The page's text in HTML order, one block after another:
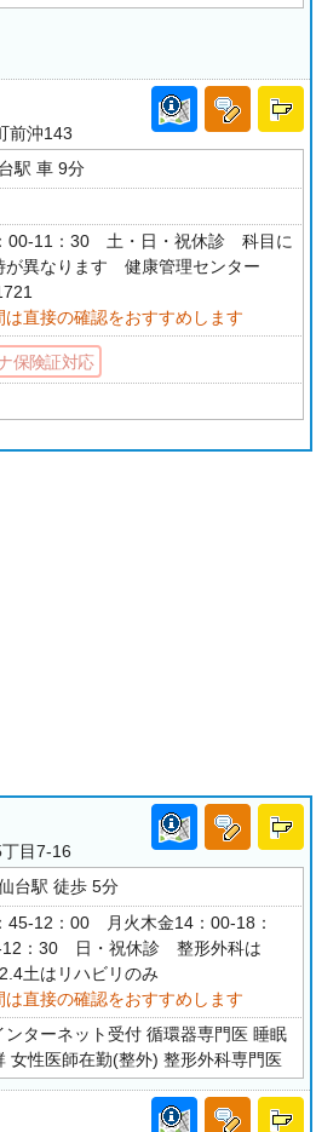
前沖143
駅 車 9分
00-11：30 土・日・祝休診 科目に
が異なります 健康管理センター
は直接の確認をおすすめします
保険証対応
目7-16
台駅 徒歩 5分
45-12：00 月火木金14：00-18：
：30 日・祝休診 整形外科は
土はリハビリのみ
は直接の確認をおすすめします
ンターネット受付 循環器専門医 睡眠
女性医師在勤(整外) 整形外科専門医